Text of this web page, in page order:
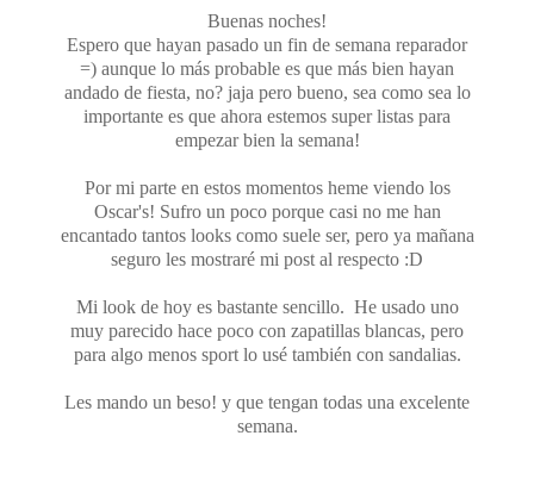
Buenas noches!
Espero que hayan pasado un fin de semana reparador
=) aunque lo más probable es que más bien hayan
andado de fiesta, no? jaja pero bueno, sea como sea lo
importante es que ahora estemos super listas para
empezar bien la semana!
Por mi parte en estos momentos heme viendo los
Oscar's! Sufro un poco porque casi no me han
encantado tantos looks como suele ser, pero ya mañana
seguro les mostraré mi post al respecto :D
Mi look de hoy es bastante sencillo. He usado uno
muy parecido hace poco con zapatillas blancas, pero
para algo menos sport lo usé también con sandalias.
Les mando un beso! y que tengan todas una excelente
semana.